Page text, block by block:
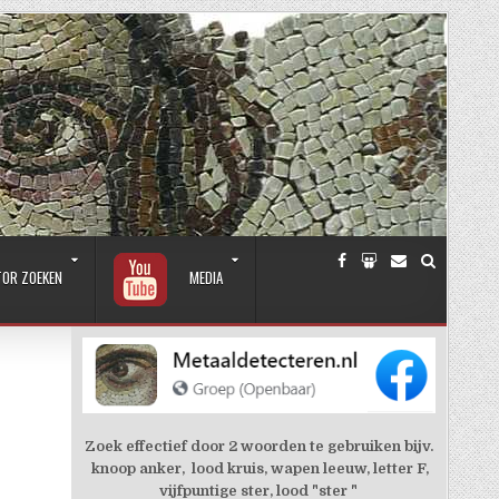
ZOEKEN MEDIA
Zoek effectief door 2 woorden te gebruiken bijv.
knoop anker, lood kruis, wapen leeuw, letter F,
vijfpuntige ster, lood "ster "